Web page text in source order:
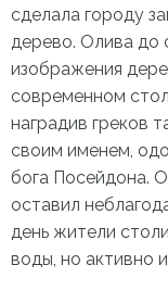
сделала городу
дерево. Олива до
изображения
современном
наградив греков
своим именем,
бога Посейдона.
оставил
день жители
воды, но активно